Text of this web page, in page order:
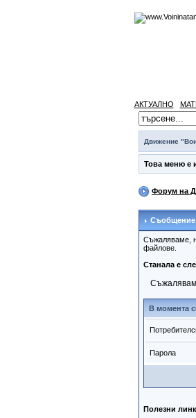
АКТУАЛНО
Движение
Това меню е
Форум на
Съжаляваме,
файлове.
Станала е
В момента
Парола
Полезни